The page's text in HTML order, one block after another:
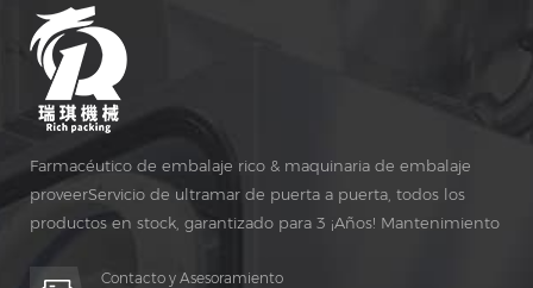
Farmacéutico de embalaje rico & maquinaria de embalaje
proveerServicio de ultramar de puerta a puerta, todos los
productos en stock, garantizado para 3 ¡Años! Mantenimiento
Contacto y Asesoramiento